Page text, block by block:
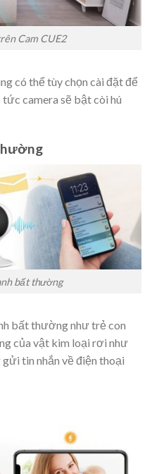
Cam CUE2
có thể tùy chọn cài đặt để
camera sẽ bật còi hú
bất thường
bất thường như trẻ con
của vật kim loại rơi như
tin nhắn về điện thoại